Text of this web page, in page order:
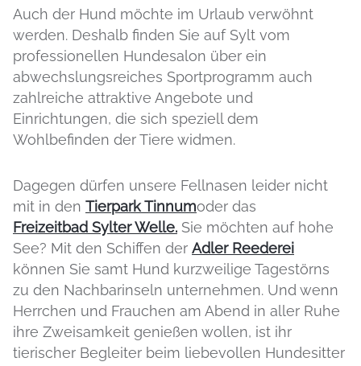
Auch der Hund möchte im Urlaub verwöhnt
werden. Deshalb finden Sie auf Sylt vom
professionellen Hundesalon über ein
abwechslungsreiches Sportprogramm auch
zahlreiche attraktive Angebote und
Einrichtungen, die sich speziell dem
Wohlbefinden der Tiere widmen.
Dagegen dürfen unsere Fellnasen leider nicht
mit in den Tierpark Tinnumoder das
Freizeitbad Sylter Welle. Sie möchten auf hohe
See? Mit den Schiffen der Adler Reederei
können Sie samt Hund kurzweilige Tagestörns
zu den Nachbarinseln unternehmen. Und wenn
Herrchen und Frauchen am Abend in aller Ruhe
ihre Zweisamkeit genießen wollen, ist ihr
tierischer Begleiter beim liebevollen Hundesitter